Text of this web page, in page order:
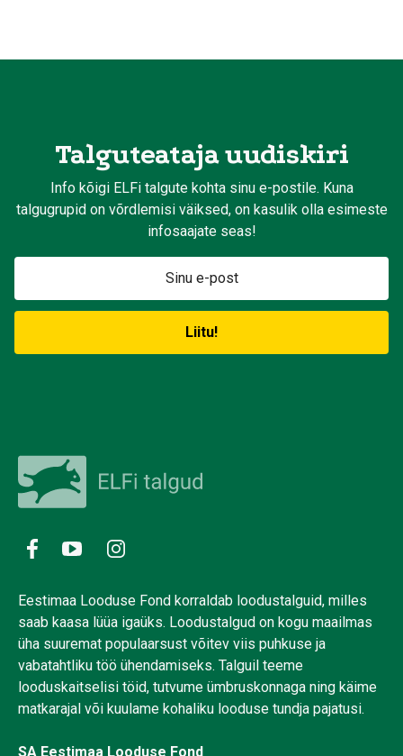
Talguteataja uudiskiri
Info kõigi ELFi talgute kohta sinu e-postile. Kuna
talgugrupid on võrdlemisi väiksed, on kasulik olla esimeste
infosaajate seas!
Eestimaa Looduse Fond korraldab loodustalguid, milles
saab kaasa lüüa igaüks. Loodustalgud on kogu maailmas
üha suuremat populaarsust võitev viis puhkuse ja
vabatahtliku töö ühendamiseks. Talguil teeme
looduskaitselisi töid, tutvume ümbruskonnaga ning käime
matkarajal või kuulame kohaliku looduse tundja pajatusi.
SA Eestimaa Looduse Fond